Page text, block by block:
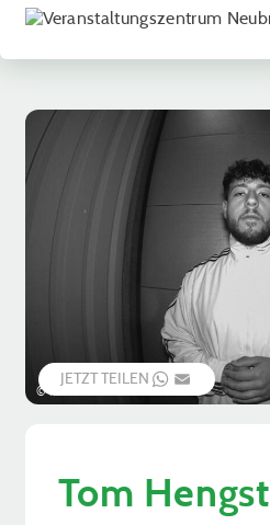
© kurosh
JETZT TEILEN WHATSAPP
EMAIL
Tom Hengst